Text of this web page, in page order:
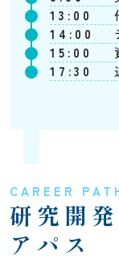
13:00
14:00
15:00
17:30
CAREER
研究開
アパス